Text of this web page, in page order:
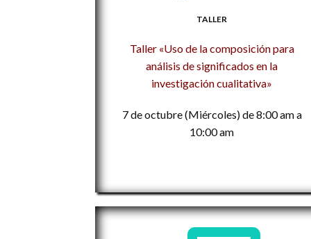
TALLER
Taller «Uso de la composición para
análisis de significados en la
investigación cualitativa»
7 de octubre (Miércoles) de 8:00 am a
10:00 am